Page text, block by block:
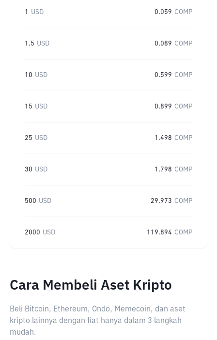
1 USD 0.059 COMP
1.5 USD 0.089 COMP
10 USD 0.599 COMP
15 USD 0.899 COMP
25 USD 1.498 COMP
30 USD 1.798 COMP
500 USD 29.973 COMP
2000 USD 119.894 COMP
Cara Membeli Aset Kripto
Beli Bitcoin, Ethereum, Ondo, Memecoin, dan aset
kripto lainnya dengan fiat hanya dalam 3 langkah
mudah.